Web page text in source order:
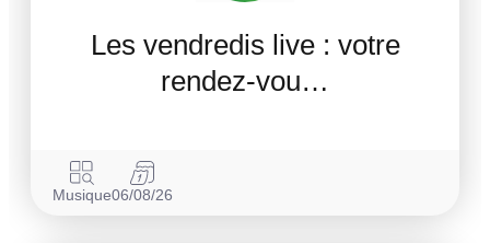
Les vendredis live : votre
rendez-vou…
Musique06/08/26